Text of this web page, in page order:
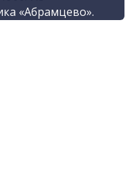
«Абрамцево».